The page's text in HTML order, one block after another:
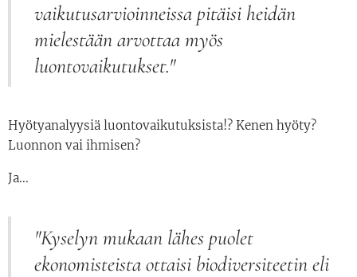
vaikutusarvioinneissa pitäisi heidän
mielestään arvottaa myös
luontovaikutukset."
Hyötyanalyysiä luontovaikutuksista!? Kenen hyöty?
Luonnon vai ihmisen?
Ja...
"Kyselyn mukaan lähes puolet
ekonomisteista ottaisi biodiversiteetin eli